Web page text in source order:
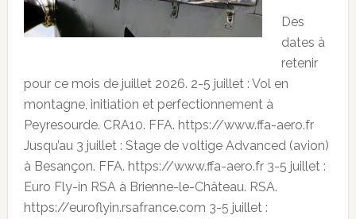
Des
dates à
retenir
pour ce mois de juillet 2026. 2-5 juillet : Vol en
montagne, initiation et perfectionnement à
Peyresourde. CRA10. FFA. https://www.ffa-aero.fr
Jusqu’au 3 juillet : Stage de voltige Advanced (avion)
à Besançon. FFA. https://www.ffa-aero.fr 3-5 juillet :
Euro Fly-in RSA à Brienne-le-Château. RSA.
https://euroflyin.rsafrance.com 3-5 juillet :